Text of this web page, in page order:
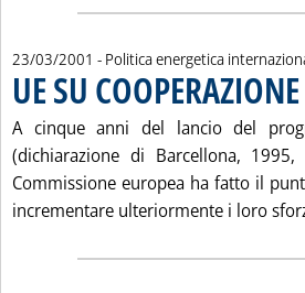
23/03/2001 - Politica energetica
UE SU
A cinque anni del lancio del
(dichiarazione di Barcellona,
Commissione europea ha fatto il
incrementare ulteriormente i loro